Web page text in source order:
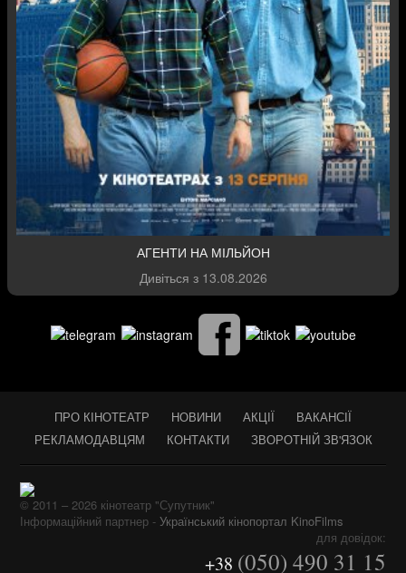
АГЕНТИ НА МІЛЬЙОН
Дивіться з 13.08.2026
ПРО КІНОТЕАТР НОВИНИ АКЦІЇ
ВАКАНСІЇ
РЕКЛАМОДАВЦЯМ
КОНТАКТИ ЗВОРОТНІЙ ЗВ'ЯЗОК
© 2011 – 2026 кінотеатр "Супутник"
Інформаційний партнер - Український кінопортал KinoFilms
для довідок:
+38 (050) 490 31 15